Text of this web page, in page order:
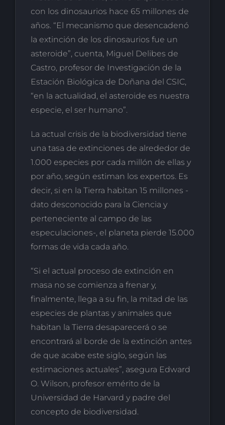
con los dinosaurios hace 65 millones de
años. “El mecanismo que desencadenó
la extinción de los dinosaurios fue un
asteroide”, cuenta, Miguel Delibes de
Castro, profesor de Investigación de la
Estación Biológica de Doñana del CSIC,
“en la actualidad, el asteroide es nuestra
especie, el ser humano”.
La actual crisis de la biodiversidad tiene
una tasa de extinciones de alrededor de
1.000 especies por cada millón de ellas y
por año, según estiman los expertos. Es
decir, si en la Tierra habitan 15 millones -
dato desconocido para la Ciencia y
perteneciente al campo de las
especulaciones-, el planeta pierde 15.000
formas de vida cada año.
“Si el actual proceso de extinción en
masa no se comienza a frenar y,
finalmente, llega a su fin, la mitad de las
especies de plantas y animales que
habitan la Tierra desaparecerá o se
encontrará al borde de la extinción antes
de que acabe este siglo, según las
estimaciones actuales”, asegura Edward
O. Wilson, profesor emérito de la
Universidad de Harvard y padre del
concepto de biodiversidad.